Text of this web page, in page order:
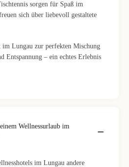
sorgen für Spaß im
sich über liebevoll gestaltete
Lungau zur perfekten Mischung
Entspannung – ein echtes Erlebnis
Wellnessurlaub im
im Lungau andere